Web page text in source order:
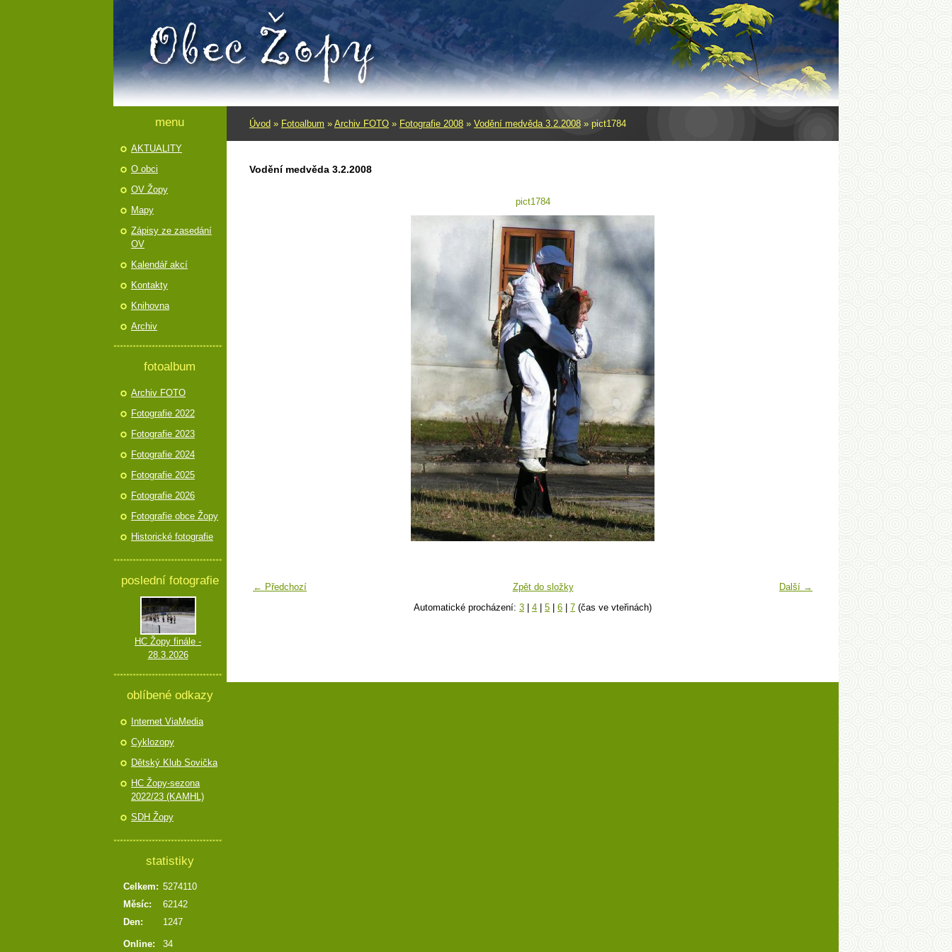
Úvod » Fotoalbum » Archiv FOTO » Fotografie 2008 » Vodění­ medvěda 3.2.2008 » pict1784
Vodění­ medvěda 3.2.2008
pict1784
← Předchozí Další →
Zpět do složky
Automatické procházení: 3 4 5 6 7 (čas ve vteřinách)
menu
AKTUALITY
O obci
OV Žopy
Mapy
Zápisy ze zasedání
OV
Kalendář akcí
Kontakty
Knihovna
Archiv
fotoalbum
Archiv FOTO
Fotografie 2022
Fotografie 2023
Fotografie 2024
Fotografie 2025
Fotografie 2026
Fotografie obce Žopy
Historické fotografie
poslední fotografie
HC Žopy finále -
28.3.2026
oblíbené odkazy
Internet ViaMedia
Cyklozopy
Dětský Klub Sovička
HC Žopy-sezona
2022/23 (KAMHL)
SDH Žopy
statistiky
Online: 34
Celkem: 5274110
Měsíc:
62142
Den:
1247